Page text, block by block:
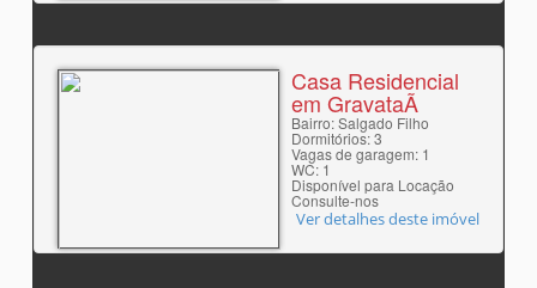
Casa Residencial
em GravataÃ­
Bairro: Salgado Filho
Dormitórios: 3
Vagas de garagem: 1
WC: 1
Disponível para Locação
Consulte-nos
Ver detalhes deste imóvel